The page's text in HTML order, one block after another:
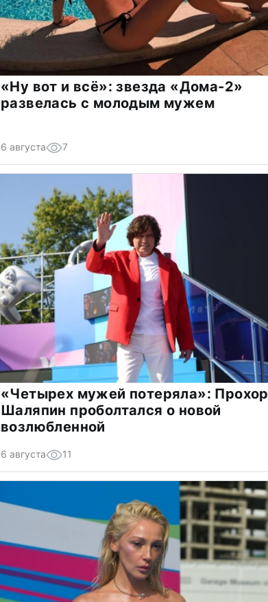
«Ну вот и всё»: звезда «Дома-2»
развелась с молодым мужем
6 августа 7
«Четырех мужей потеряла»: Прохор
Шаляпин проболтался о новой
возлюбленной
6 августа 11